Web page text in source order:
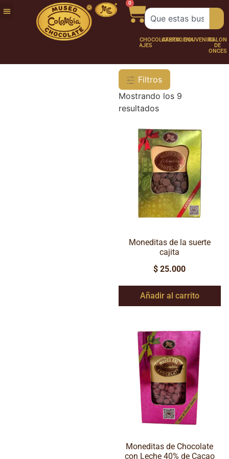
0
FUNDACIÓNNUESTRA
PERSONAJES
CHOCOLATERÍA
CARTAGENASOUVENIRSSALÓN
DE
ONCES
Filtros
Mostrando los 9
resultados
Moneditas de la suerte
cajita
$ 25.000
Añadir al carrito
Moneditas de Chocolate
con Leche 40% de Cacao